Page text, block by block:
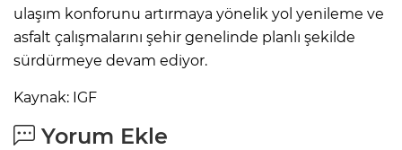
ulaşım konforunu artırmaya yönelik yol yenileme ve
asfalt çalışmalarını şehir genelinde planlı şekilde
sürdürmeye devam ediyor.
Kaynak: IGF
Yorum Ekle